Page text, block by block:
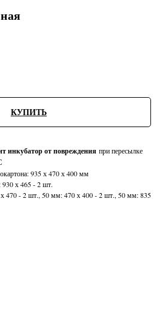
КУПИТЬ
инкубатор от повреждения при пересылке
935 х 470 х 400 мм
х 465 - 2 шт.
470 - 2 шт., 50 мм: 470 х 400 - 2 шт., 50 мм: 835